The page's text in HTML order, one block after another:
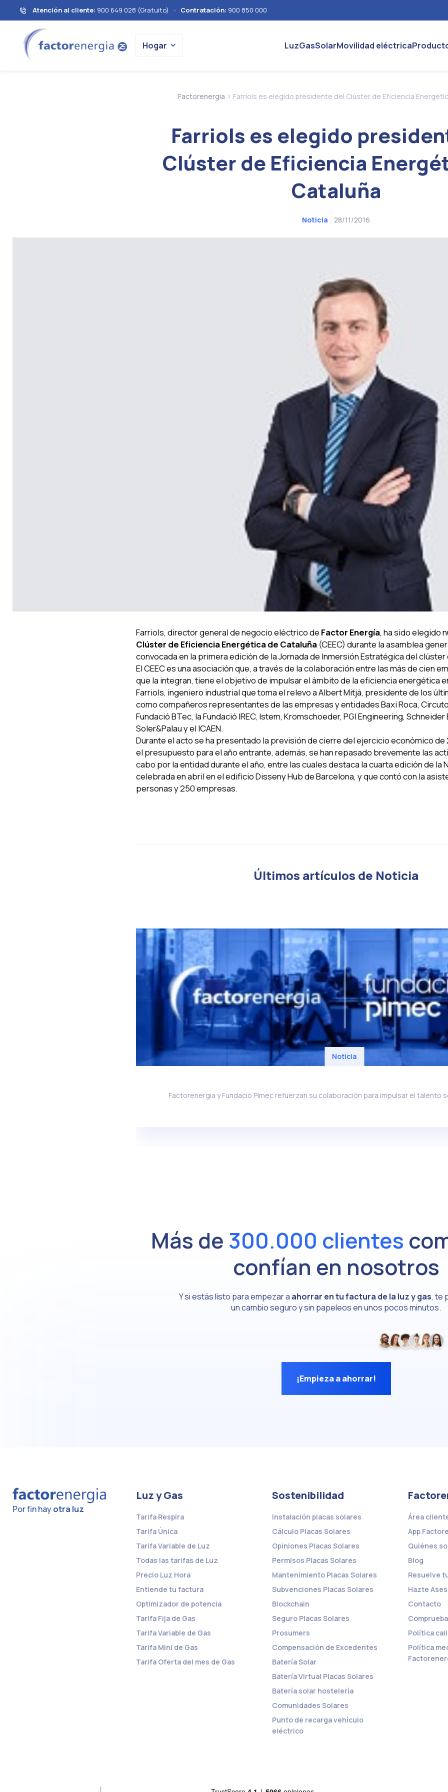
Atención al cliente: 900 649 028 (Gratuito) · Contratación: 900 850 000
Hogar LuzGasSolarMovilidad eléctrica
Factorenergia > Farriols es elegido presidente del Clúster de Eficiencia
Farriols es elegido
Clúster de Eficiencia
Cataluña
Noticia 28/11/2016
Farriols, director general de negocio eléctrico de Factor Energía, ha sido elegido
Clúster de Eficiencia Energética de Cataluña (CEEC) durante la asamblea
convocada en la primera edición de la Jornada de Inmersión Estratégica del clúster
El CEEC es una asociación que, a través de la colaboración entre las más de cien
que la integran, tiene el objetivo de impulsar el ámbito de la eficiencia energética
Farriols, ingeniero industrial que toma el relevo a Albert Mitjà, presidente de los
como compañeros representantes de las empresas y entidades Baxi Roca,
Fundació BTec, la Fundació IREC, Istem, Kromschoeder, PGI Engineering, Schneider
Soler&Palau y el ICAEN.
Durante el acto se ha presentado la previsión de cierre del ejercicio económico de
el presupuesto para el año entrante, además, se han repasado brevemente las
cabo por la entidad durante el año, entre las cuales destaca la cuarta edición de la
celebrada en abril en el edificio Disseny Hub de Barcelona, y que contó con la
personas y 250 empresas.
Últimos artículos de Noticia
Noticia
Factorenergia y Fundació Pimec refuerzan su colaboración para impulsar el talento
Más de 300.000 clientes
confían en nosotros
Y si estás listo para empezar a ahorrar en tu factura de la luz y gas, te
un cambio seguro y sin papeleos en unos pocos minutos.
¡Empieza a ahorrar!
Por fin hayotra luz
Luz y Gas
Tarifa Respira
Tarifa Única
Tarifa Variable de Luz
Todas las tarifas de Luz
Precio Luz Hora
Entiende tu factura
Optimizador de potencia
Tarifa Fija de Gas
Tarifa Variable de Gas
Tarifa Mini de Gas
Tarifa Oferta del mes de Gas
Sostenibilidad
Instalación placas solares
Cálculo Placas Solares
Opiniones Placas Solares
Permisos Placas Solares
Mantenimiento Placas Solares
Subvenciones Placas Solares
Blockchain
Seguro Placas Solares
Prosumers
Compensación de Excedentes
Batería Solar
Batería Virtual Placas Solares
Batería solar hostelería
Comunidades Solares
Punto de recarga vehículo
eléctrico
Área
App
Quiénes
Blog
Resuelve
Hazte
Contacto
Política
Política